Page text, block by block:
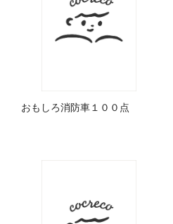
おもしろ消防車１００点